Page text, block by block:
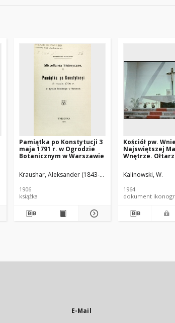
Bańkowski, Stanisław (1864- ). Wyd.
Pamiątka po Konstytucji 3
maja 1791 r. w Ogrodzie
Botanicznym w Warszawie
Kraushar, Aleksander (1843-1931)
1906
książka
Kościół pw.
Najswiętszej
Wnętrze. Ołtarz
Kalinowski, W.
1964
dokument
E-Mail